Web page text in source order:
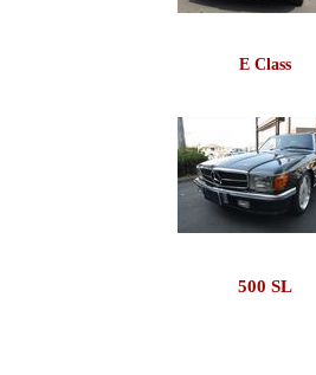
E Class
500 SL